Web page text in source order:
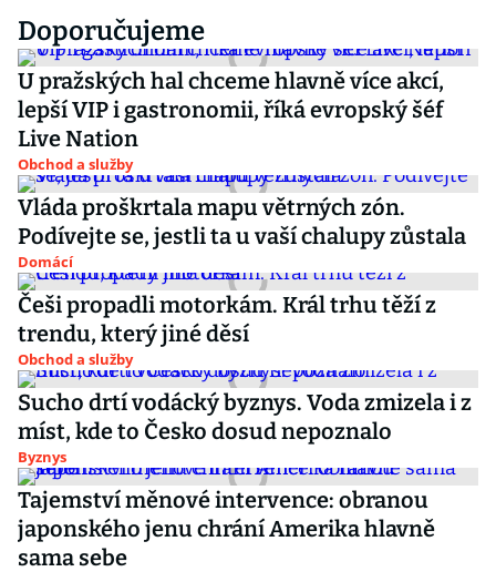
Doporučujeme
U pražských hal chceme hlavně více akcí,
lepší VIP i gastronomii, říká evropský šéf
Live Nation
Obchod a služby
Vláda proškrtala mapu větrných zón.
Podívejte se, jestli ta u vaší chalupy zůstala
Domácí
Češi propadli motorkám. Král trhu těží z
trendu, který jiné děsí
Obchod a služby
Sucho drtí vodácký byznys. Voda zmizela i z
míst, kde to Česko dosud nepoznalo
Byznys
Tajemství měnové intervence: obranou
japonského jenu chrání Amerika hlavně
sama sebe